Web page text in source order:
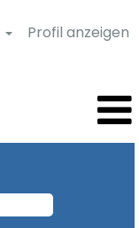
Profil anzeigen